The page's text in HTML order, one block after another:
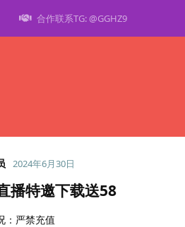
合作联系TG: @GGHZ9
2024年6月30日
播特邀下载送58
：严禁充值